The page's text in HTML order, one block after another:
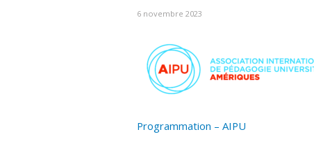
6 novembre 2023
Programmation – AIPU